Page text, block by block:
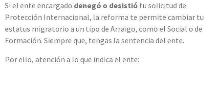
Si el ente encargado denegó o desistió tu solicitud de
Protección Internacional, la reforma te permite cambiar tu
estatus migratorio a un tipo de Arraigo, como el Social o de
Formación. Siempre que, tengas la sentencia del ente.
Por ello, atención a lo que indica el ente: